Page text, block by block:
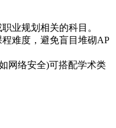
业规划相关的科目。
难度，避免盲目堆砌AP
网络安全)可搭配学术类